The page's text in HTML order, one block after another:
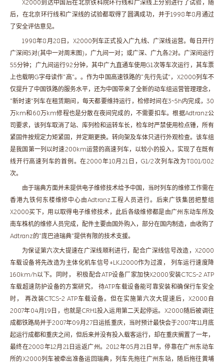
X2000到达中国后在北京铁科院环行线和广深线上分别进行了试验，随
后，在北京环行线和广深线的试验都取得了圆满成功，并于1998年8月通过
了安全评估意见。
1998年8月28日，X2000列车正式投入广九线、广深线运营。每日开行
广深间5对(其中一对周末图)，广九间一对；或广深、广九各2对。广深间运行
55分钟；广九间运行92分钟，其中广九直通车使用G1次等车次运行，其车票
上也载明G字母读作“高”。。作为中国高速铁路的“先行先试”，X2000列车不
仅提升了中国铁路的服务水平，还为中国带来了全新的动车组运营管理理念，
“新时速”列车在租赁期间，每天都要维持运行，检修时间在3~5h内完成，30
万km和60万km修程也是分散在夜间完成的，不需要扣车。根据Adtranz公
司要求，该列车取消了站、库列检和运转车长，检车时严禁使用检点锤，所有
紧固件按规定力矩紧固，并定期更换。转向架及车体只进行外观检查。该车组
是我国第一列以时速200km运营的高速列车，以较小的投入，实现了在既有
线开行高速列车的首例。在2000年10月21日，G1/2次列车改为T801/802
次。
由于瑞典方面并未提供电子维修技术给予中国，当时列车的维修工作需在
香港九铁何东楼维修中心由Adtranz工程人员进行。后来广铁集团把整组
X2000买下，用以取得电子维修技术，此后各级维修都是由广州东动车所及
南车株机的维修人员完成，配件主要由国外购入，部分在国内制造，由收购了
Adtranz的“庞巴迪瑞典”提供有限的技术支援。
为保证第六次大提速在广深线顺利进行，配合广深线信号改造，X2000
车载设备将先改造为主体化机车信号+LKJ2000作为过渡， 列车运行速度降
160km/h以下。同时， 积极配合ATP设备厂家加快X2000安装CTCS-2 ATP
车载超速防护设备的方案研究， 待ATP车载设备能可靠安装和确保行车安全
时， 再改装CTCS-2 ATP车载设备。但在实施第六次大提速后，X2000自
2007年04月19日，也就是CRH1投入运用第二天起停运。X2000随后被调往
成都铁路局并于2007年09月27日运抵重庆，当时预计最快会于2007年11月底
起运行成都和重庆之间，但后来并没有投入载客运行，却在重庆搁置了一年，
最终在2008年12月21日运返广州。2012年05月21日早，停靠在广州东动车
所的X2000列车被牵出准备运回瑞典，列车先拖往广州东站，随后拖往黄埔